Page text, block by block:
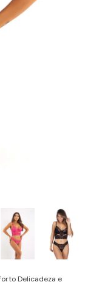
Delicadeza e